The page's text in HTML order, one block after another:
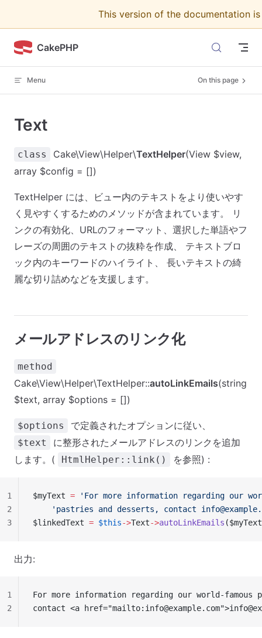
This version of the documentation
CakePHP
Menu On this page
Text
class Cake\View\Helper\TextHelper(View $view,
array $config = [])
TextHelper には、ビュー内のテキストをより使いやす
く見やすくするためのメソッドが含まれています。 リ
ンクの有効化、URLのフォーマット、選択した単語やフ
レーズの周囲のテキストの抜粋を作成、 テキストブロ
ック内のキーワードのハイライト、 長いテキストの綺
麗な切り詰めなどを支援します。
メールアドレスのリンク化
method
Cake\View\Helper\TextHelper::autoLinkEmails(string
$text, array $options = [])
$options で定義されたオプションに従い、
$text
に整形されたメールアドレスのリンクを追加
します。(
HtmlHelper::link() を参照) :
$myText = 'For more information regarding our
    'pastries and desserts, contact
$linkedText = $this->Text->autoLinkEmails
1
2
3
出力:
For more information regarding our world-famous
contact <a href="mailto: info@example.com">
1
2